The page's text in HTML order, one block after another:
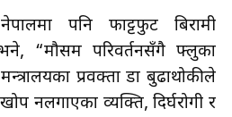
पनि फाट्टफुट बिरामी
“मौसम परिवर्तनसँगै फ्लुका
प्रवक्ता डा बुढाथोकीले
नलगाएका व्यक्ति, दिर्घरोगी र